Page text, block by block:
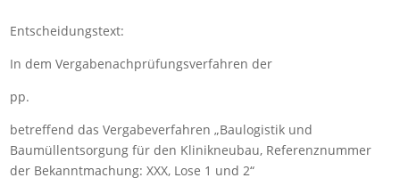
Entscheidungstext:
In dem Vergabenachprüfungsverfahren der
pp.
betreffend das Vergabeverfahren „Baulogistik und
Baumüllentsorgung für den Klinikneubau, Referenznummer
der Bekanntmachung: XXX, Lose 1 und 2“